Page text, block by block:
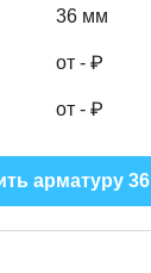
36 мм
от - ₽
от - ₽
арматуру 36